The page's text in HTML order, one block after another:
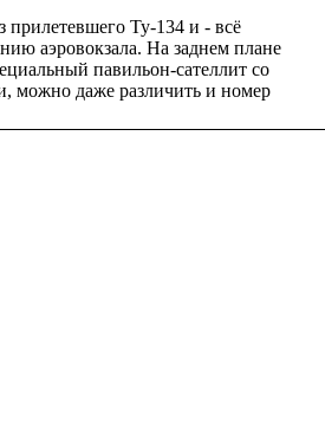
прилетевшего Ту-134 и - всё
аэровокзала. На заднем плане
павильон-сателлит со
можно даже различить и номер